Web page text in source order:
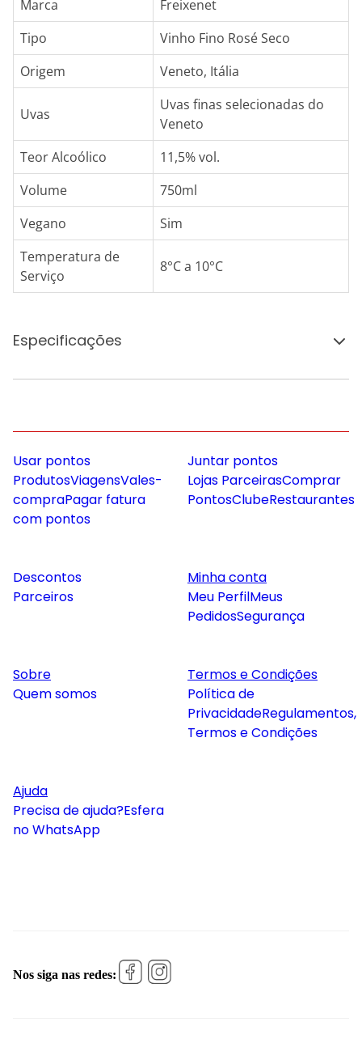
Marca
Freixenet
Tipo
Vinho Fino Rosé Seco
Origem
Veneto, Itália
Uvas
Uvas finas selecionadas do
Veneto
Teor Alcoólico
11,5% vol.
Volume
750ml
Vegano
Sim
Temperatura de
Serviço
8°C a 10°C
Especificações
Usar pontos
ProdutosViagensVales-
compraPagar fatura
com pontos
Juntar pontos
Lojas ParceirasComprar
PontosClubeRestaurantes
Descontos
Parceiros
Minha conta
Meu PerfilMeus
PedidosSegurança
Sobre
Quem somos
Termos e Condições
Política de
PrivacidadeRegulamentos,
Termos e Condições
Ajuda
Precisa de ajuda?Esfera
no WhatsApp
Nos siga nas redes: